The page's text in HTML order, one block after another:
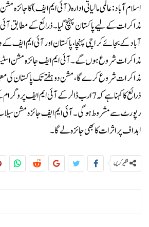
مذاکرات کے لیے پاکستان پہنچ گیا۔ذرائع کے مطابق
آباد کے بجائے کراچی پہنچا، پاکستان اور آئی ایم ایف
مذاکرات شروع ہوں گے۔آئی ایم ایف جائزہ مشن
مذاکرات شروع کرے گا، مشن دو ہفتے تک پاکستان کی
ذرائع کا کہنا ہے کہ 7 ارب ڈالر کے آئی ایم
رپورٹ سے مشروط ہوگی۔آئی ایم ایف جائزہ مشن
اہداف پر اثرات کا بھی جائزہ لے گا۔
شئیر کریں